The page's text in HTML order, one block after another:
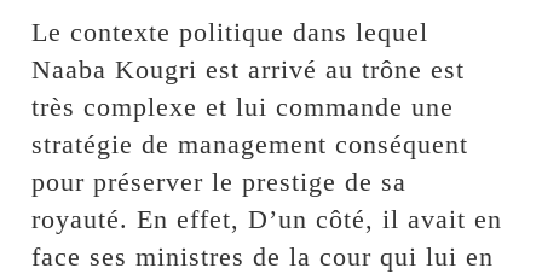
Le contexte politique dans lequel
Naaba Kougri est arrivé au trône est
très complexe et lui commande une
stratégie de management conséquent
pour préserver le prestige de sa
royauté. En effet, D’un côté, il avait en
face ses ministres de la cour qui lui en